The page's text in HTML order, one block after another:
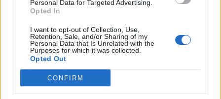
Personal Data for Targeted Advertising.
Opted In
I want to opt-out of Collection, Use,
Retention, Sale, and/or Sharing of my
Personal Data that Is Unrelated with the
Purposes for which it was collected.
Opted Out
CONFIRM